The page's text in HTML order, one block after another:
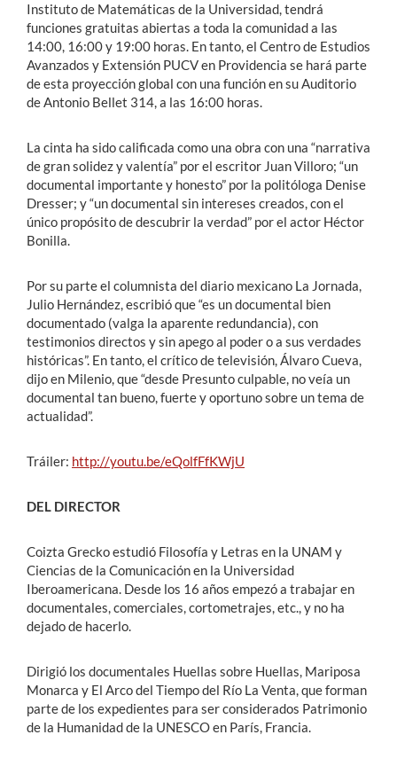
Instituto de Matemáticas de la Universidad, tendrá
funciones gratuitas abiertas a toda la comunidad a las
14:00, 16:00 y 19:00 horas. En tanto, el Centro de Estudios
Avanzados y Extensión PUCV en Providencia se hará parte
de esta proyección global con una función en su Auditorio
de Antonio Bellet 314, a las 16:00 horas.
La cinta ha sido calificada como una obra con una “narrativa
de gran solidez y valentía” por el escritor Juan Villoro; “un
documental importante y honesto” por la politóloga Denise
Dresser; y “un documental sin intereses creados, con el
único propósito de descubrir la verdad” por el actor Héctor
Bonilla.
Por su parte el columnista del diario mexicano La Jornada,
Julio Hernández, escribió que “es un documental bien
documentado (valga la aparente redundancia), con
testimonios directos y sin apego al poder o a sus verdades
históricas”. En tanto, el crítico de televisión, Álvaro Cueva,
dijo en Milenio, que “desde Presunto culpable, no veía un
documental tan bueno, fuerte y oportuno sobre un tema de
actualidad”.
Tráiler: http://youtu.be/eQolfFfKWjU
DEL DIRECTOR
Coizta Grecko estudió Filosofía y Letras en la UNAM y
Ciencias de la Comunicación en la Universidad
Iberoamericana. Desde los 16 años empezó a trabajar en
documentales, comerciales, cortometrajes, etc., y no ha
dejado de hacerlo.
Dirigió los documentales Huellas sobre Huellas, Mariposa
Monarca y El Arco del Tiempo del Río La Venta, que forman
parte de los expedientes para ser considerados Patrimonio
de la Humanidad de la UNESCO en París, Francia.